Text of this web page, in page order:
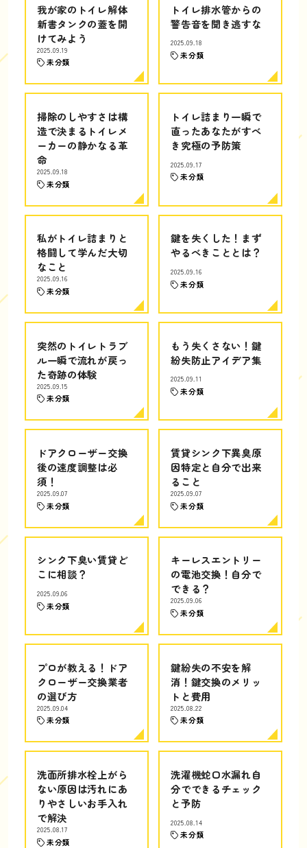
我が家のトイレ解体
新書タンクの蓋を開
けてみよう
2025.09.19
未分類
トイレ排水管からの
警告音を聞き逃すな
2025.09.18
未分類
掃除のしやすさは構
造で決まるトイレメ
ーカーの静かなる革
命
2025.09.18
未分類
トイレ詰まり一瞬で
直ったあなたがすべ
き究極の予防策
2025.09.17
未分類
私がトイレ詰まりと
格闘して学んだ大切
なこと
2025.09.16
未分類
鍵を失くした！まず
やるべきこととは？
2025.09.16
未分類
突然のトイレトラブ
ル一瞬で流れが戻っ
た奇跡の体験
2025.09.15
未分類
もう失くさない！鍵
紛失防止アイデア集
2025.09.11
未分類
ドアクローザー交換
後の速度調整は必
須！
2025.09.07
未分類
賃貸シンク下異臭原
因特定と自分で出来
ること
2025.09.07
未分類
シンク下臭い賃貸ど
こに相談？
2025.09.06
未分類
キーレスエントリー
の電池交換！自分で
できる？
2025.09.06
未分類
プロが教える！ドア
クローザー交換業者
の選び方
2025.09.04
未分類
鍵紛失の不安を解
消！鍵交換のメリッ
トと費用
2025.08.22
未分類
洗面所排水栓上がら
ない原因は汚れにあ
りやさしいお手入れ
で解決
2025.08.17
未分類
洗濯機蛇口水漏れ自
分でできるチェック
と予防
2025.08.14
未分類